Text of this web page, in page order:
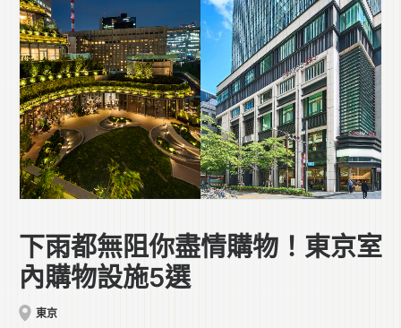
下雨都無阻你盡情購物！東京室
內購物設施5選
東京